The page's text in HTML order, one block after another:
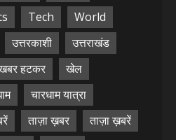
Tech
World
उत्तरकाशी
उत्तराखंड
हटकर
खेल
चारधाम यात्रा
ताज़ा ख़बर
ताज़ा ख़बरें